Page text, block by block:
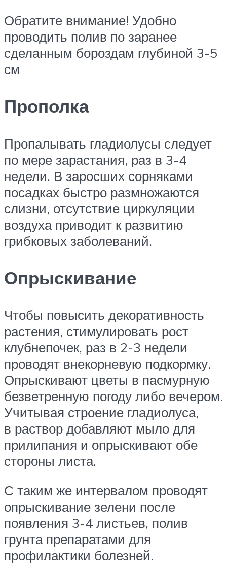
Обратите внимание! Удобно
проводить полив по заранее
сделанным бороздам глубиной 3-5
см
Прополка
Пропалывать гладиолусы следует
по мере зарастания, раз в 3-4
недели. В заросших сорняками
посадках быстро размножаются
слизни, отсутствие циркуляции
воздуха приводит к развитию
грибковых заболеваний.
Опрыскивание
Чтобы повысить декоративность
растения, стимулировать рост
клубнепочек, раз в 2-3 недели
проводят внекорневую подкормку.
Опрыскивают цветы в пасмурную
безветренную погоду либо вечером.
Учитывая строение гладиолуса,
в раствор добавляют мыло для
прилипания и опрыскивают обе
стороны листа.
С таким же интервалом проводят
опрыскивание зелени после
появления 3-4 листьев, полив
грунта препаратами для
профилактики болезней.